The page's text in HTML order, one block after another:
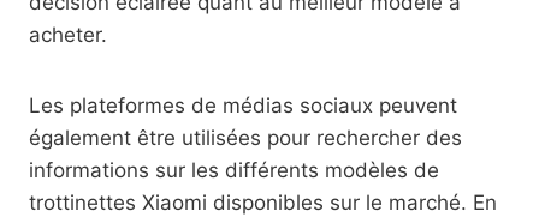
acheter.
Les plateformes de médias sociaux peuvent
également être utilisées pour rechercher des
informations sur les différents modèles de
trottinettes Xiaomi disponibles sur le marché. En